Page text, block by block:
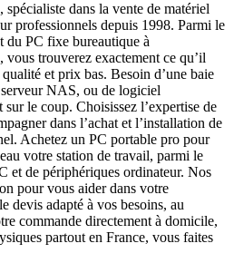
dans la vente de matériel
professionnels depuis 1998. Parmi le
du PC fixe bureautique à
vous trouverez exactement ce qu’il
et prix bas. Besoin d’une baie
NAS, ou de logiciel
le coup. Choisissez l’expertise de
dans l’achat et l’installation de
Achetez un PC portable pro pour
votre station de travail, parmi le
et de périphériques ordinateur. Nos
pour vous aider dans votre
devis adapté à vos besoins, au
commande directement à domicile,
partout en France, vous faites